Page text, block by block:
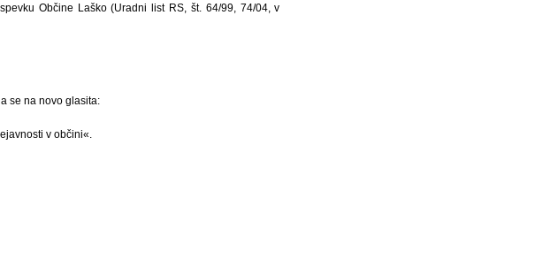
Občine Laško (Uradni list RS, št. 64/99, 74/04, v
se na novo glasita:
v občini«.